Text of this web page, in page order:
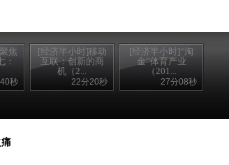
焦
：
秒
[经济半小时]移动
互联：创新的商
机（2...
22分20秒
[经济半小时]“淘
金”体育产业
（201...
27分08秒